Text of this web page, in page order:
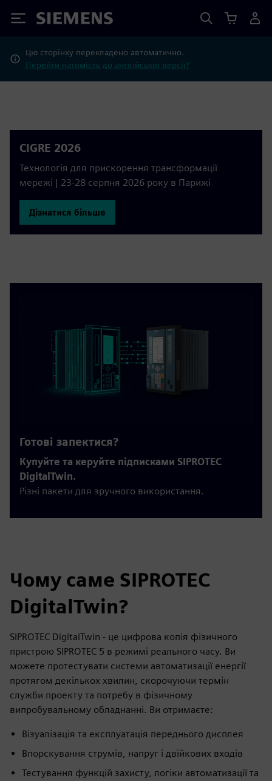
Siemens
Цю сторінку перекладено автоматично.
Перейти натомість до англійської версії?
CIGRE 2026
Технологія для прискорення трансформації
мережі | 23-28 серпня 2026 року в Парижі
Дізнатися більше
Готові запектися?
Купуйте та керуйте підписками SIPROTEC
DigitalTwin.
Різні пакети для зручного використання.
Чому саме SIPROTEC
DigitalTwin?
SIPROTEC DigitalTwin - це цифрова копія фізичного
пристрою SIPROTEC 5 в режимі реального часу. Ви
можете протестувати системи автоматизації енергії
протягом декількох хвилин, скорочуючи термін
служби проекту та потребу в фізичному
випробувальному обладнанні. Ви отримаєте:
Візуалізація та експлуатація переднього дисплея
Впорскування струмів, напруг і двійкових входів
Тестування функцій захисту, логіки автоматизації та